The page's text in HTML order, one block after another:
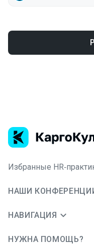
Избранные
НАШИ
НАВИГАЦИЯ
НУЖНА ПОМОЩЬ?